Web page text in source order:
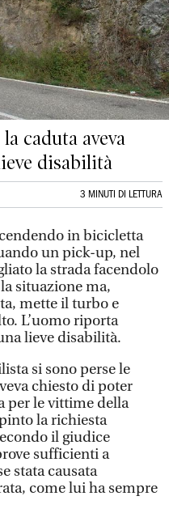
caduta aveva
disabilità
3 MINUTI DI LETTURA
in bicicletta
un pick-up, nel
la strada facendolo
situazione ma,
mette il turbo e
L’uomo riporta
lieve disabilità.
si sono perse le
chiesto di poter
per le vittime della
la richiesta
il giudice
sufficienti a
stata causata
come lui ha sempre